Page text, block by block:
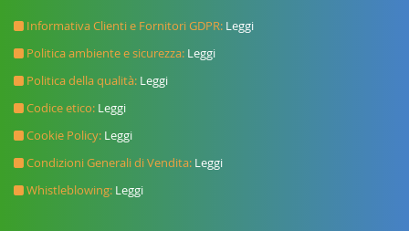
Informativa Clienti e Fornitori GDPR: Leggi
Politica ambiente e sicurezza: Leggi
Politica della qualità: Leggi
Codice etico: Leggi
Cookie Policy: Leggi
Condizioni Generali di Vendita: Leggi
Whistleblowing: Leggi